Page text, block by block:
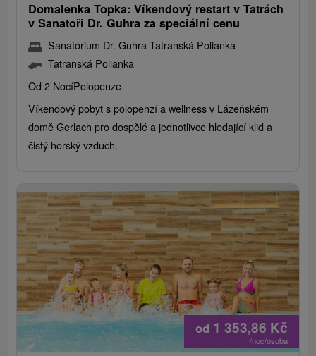
Domalenka Topka: Víkendový restart v Tatrách
v Sanatoři Dr. Guhra za speciální cenu
Sanatórium Dr. Guhra Tatranská Polianka
Tatranská Polianka
Od 2 NocíPolopenze
Víkendový pobyt s polopenzí a wellness v Lázeňském
domě Gerlach pro dospělé a jednotlivce hledající klid a
čistý horský vzduch.
od 1 353,86 Kč
/noc/osoba